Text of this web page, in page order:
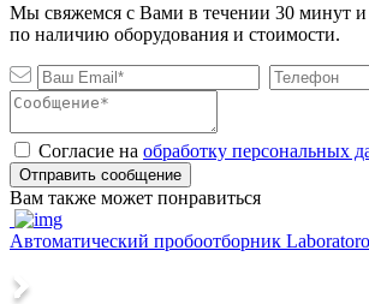
Мы свяжемся с Вами в течении 30 минут и
по наличию оборудования и стоимости.
Согласие на обработку персональных
Отправить сообщение
Вам также может понравиться
Автоматический пробоотборник